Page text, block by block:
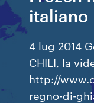
italiano
4 lug 2014
CHILI, la
http://
regno-di-